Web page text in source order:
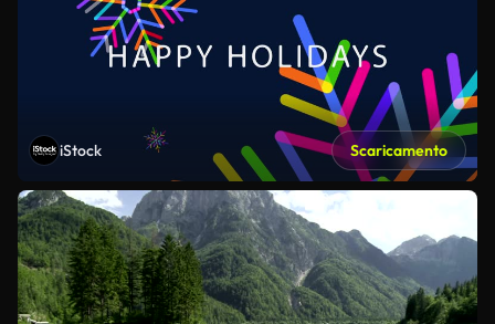
iStock Scaricamento